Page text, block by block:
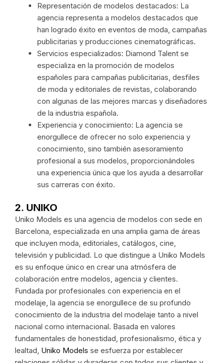
Representación de modelos destacados: La
agencia representa a modelos destacados que
han logrado éxito en eventos de moda, campañas
publicitarias y producciones cinematográficas.
Servicios especializados: Diamond Talent se
especializa en la promoción de modelos
españoles para campañas publicitarias, desfiles
de moda y editoriales de revistas, colaborando
con algunas de las mejores marcas y diseñadores
de la industria española.
Experiencia y conocimiento: La agencia se
enorgullece de ofrecer no solo experiencia y
conocimiento, sino también asesoramiento
profesional a sus modelos, proporcionándoles
una experiencia única que los ayuda a desarrollar
sus carreras con éxito.
2. UNIKO
Uniko Models es una agencia de modelos con sede en
Barcelona, especializada en una amplia gama de áreas
que incluyen moda, editoriales, catálogos, cine,
televisión y publicidad. Lo que distingue a Uniko Models
es su enfoque único en crear una atmósfera de
colaboración entre modelos, agencia y clientes.
Fundada por profesionales con experiencia en el
modelaje, la agencia se enorgullece de su profundo
conocimiento de la industria del modelaje tanto a nivel
nacional como internacional. Basada en valores
fundamentales de honestidad, profesionalismo, ética y
lealtad, Uniko Models se esfuerza por establecer